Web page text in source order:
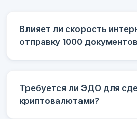
Влияет ли скорость
отправку 1000
Требуется ли ЭДО для
криптовалютами?